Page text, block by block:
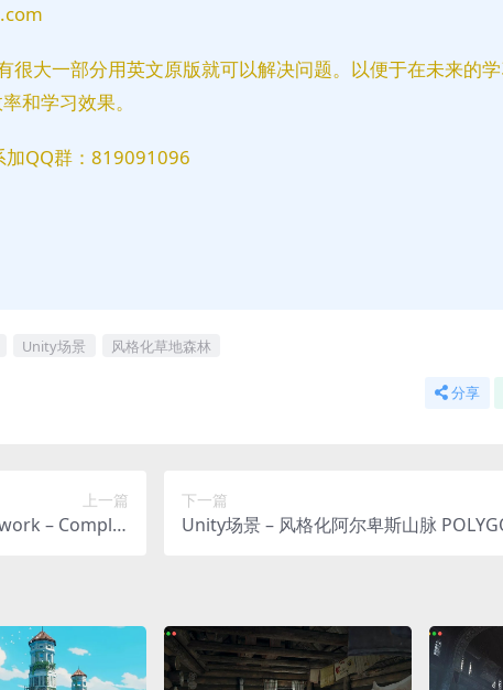
很大一部分用英文原版就可以解决问题。以便于在未来的
和学习效果。
加QQ群：819091096
Unity场景 风格化草地森林
分享
上一篇
– Complet
下一篇
Unity场景 – 风格化阿尔卑斯山脉